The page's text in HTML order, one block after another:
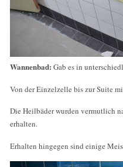
Wannenbad: Gab es in
Von der Einzelzelle bis zur Suite
Die Heilbäder wurden vermutlich
erhalten.
Erhalten hingegen sind einige